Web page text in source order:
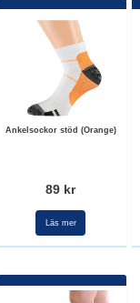
Ankelsockor stöd (Orange)
89 kr
Läs mer